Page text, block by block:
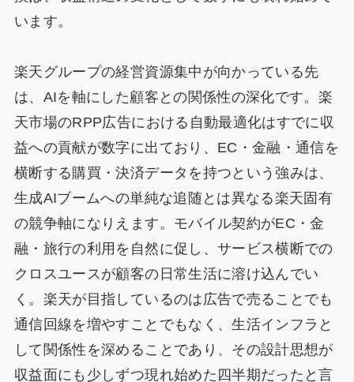
います。
楽天グループの経営資源集中が向かっている先
は、AIを軸にした顧客との関係性の深化です。楽
天市場のRPP広告における自動最適化はすでに収
益への貢献が数字に出ており、EC・金融・通信を
横断する購買・決済データを持つという強みは、
生成AIブームへの単純な追随とは異なる楽天固有
の競争軸になりえます。モバイル契約がEC・金
融・旅行の利用を自然に促し、サービス横断での
クロスユースが顧客の日常生活に溶け込んでい
く。楽天が目指しているのは広告で売ることでも
通信回線を増やすことでもなく、生活インフラと
して関係性を深めることであり、その設計思想が
収益面にも少しずつ現れ始めた四半期だったと言